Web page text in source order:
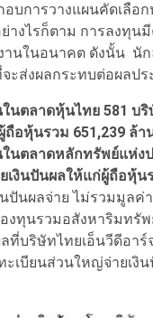
อบการวางแผนคัดเลื
างไรก็ตาม การลงทุน
านในอนาคต ดังนั้น นั
ะส่งผลกระทบต่อผลป
นตลาดหุ้นไทย 581 บ
ถือหุ้นรวม 651,239 ล้
นตลาดหลักทรัพย์แห่ง
เงินปันผลให้แก่ผู้ถือหุ้
นปันผลจ่าย ไม่รวมมูลค่
งทุนรวมอสังหาริมทรัพ
ที่บริษัทไทยเอ็นวีดีอาร์
เบียนส่วนใหญ่จ่ายเงิ